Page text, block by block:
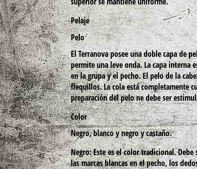
Pelaje
Pelo
ElTerranovaposee una doble capa de
permite una leve onda. La capa interna
en la grupa y el pecho. El pelo de la
flequillos. La cola está completamente
preparación del pelo ne debe ser
Color
Negro, blanco y negro y castaño.
Negro:Este es el color tradicional.
las marcas blancas en el pecho, los